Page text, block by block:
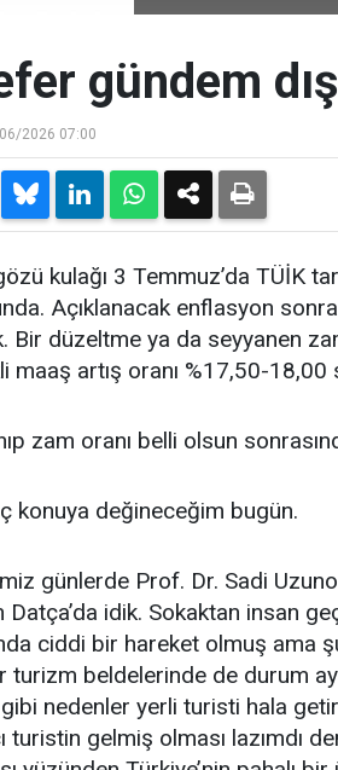
gündem
2026 07:00
kulağı 3 Temmuz’da TÜİK
Açıklanacak enflasyon
Bir düzeltme ya da seyyanen
maaş artış oranı %17,50-
zam oranı belli olsun
konuya değineceğim bugün.
günlerde Prof. Dr. Sadi
Datça’da idik. Sokaktan insan
ciddi bir hareket olmuş ama
turizm beldelerinde de durum
gibi nedenler yerli turisti hala
turistin gelmiş olması lazımdı